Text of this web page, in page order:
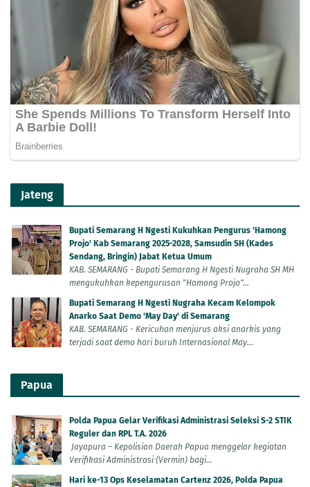
Jateng
Bupati Semarang H Ngesti Kukuhkan Pengurus 'Hamong
Projo' Kab Semarang 2025-2028, Samsudin SH (Kades
Sendang, Bringin) Jabat Ketua Umum
KAB. SEMARANG - Bupati Semarang H Ngesti Nugraha SH MH
mengukuhkan kepengurusan "Hamong Projo"...
Bupati Semarang H Ngesti Nugraha Kecam Kelompok
Anarko Saat Demo 'May Day' di Semarang
KAB. SEMARANG - Kericuhan menjurus aksi anarkis yang
terjadi saat demo hari buruh Internasional May...
Papua
Polda Papua Gelar Verifikasi Administrasi Seleksi S-2 STIK
Reguler dan RPL T.A. 2026
Jayapura – Kepolisian Daerah Papua menggelar kegiatan
Verifikasi Administrasi (Vermin) bagi...
Hari ke-13 Ops Keselamatan Cartenz 2026, Polda Papua